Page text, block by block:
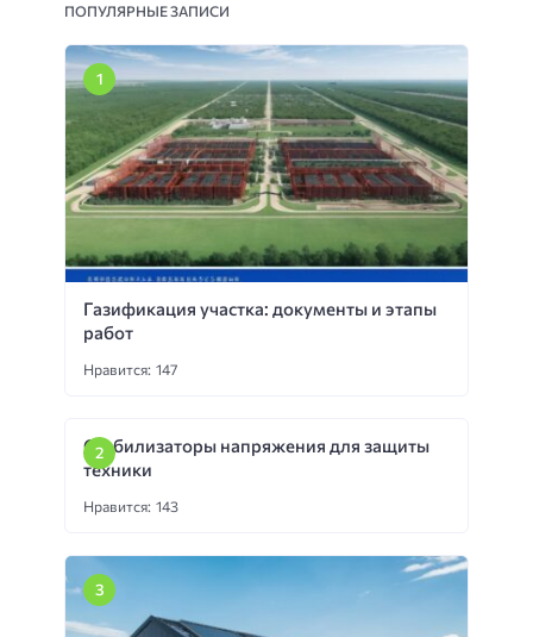
ПОПУЛЯРНЫЕ ЗАПИСИ
Газификация участка: документы и этапы
работ
Нравится: 147
Стабилизаторы напряжения для защиты
техники
Нравится: 143